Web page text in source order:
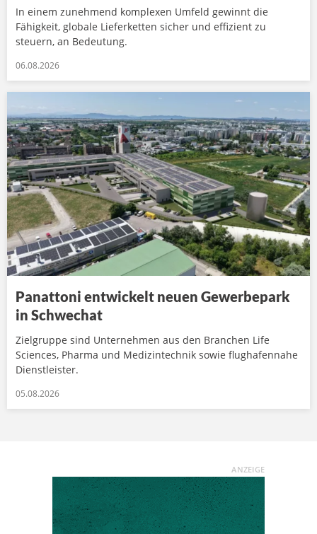
In einem zunehmend komplexen Umfeld gewinnt die
Fähigkeit, globale Lieferketten sicher und effizient zu
steuern, an Bedeutung.
06.08.2026
Panattoni entwickelt neuen Gewerbepark
in Schwechat
Zielgruppe sind Unternehmen aus den Branchen Life
Sciences, Pharma und Medizintechnik sowie flughafennahe
Dienstleister.
05.08.2026
ANZEIGE